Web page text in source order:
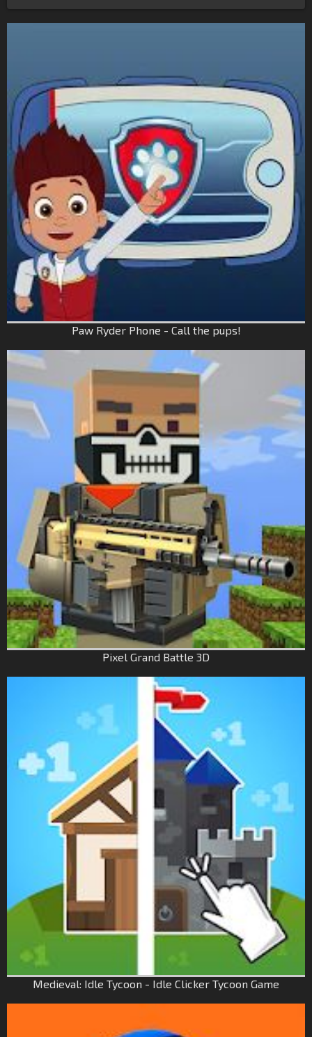
Paw Ryder Phone - Call the pups!
Pixel Grand Battle 3D
Medieval: Idle Tycoon - Idle Clicker Tycoon Game